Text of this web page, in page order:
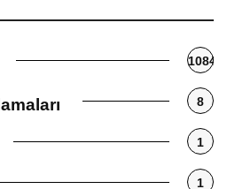
1084
8
1
1